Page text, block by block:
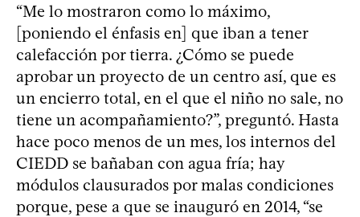
“Me lo mostraron como lo máximo,
[poniendo el énfasis en] que iban a tener
calefacción por tierra. ¿Cómo se puede
aprobar un proyecto de un centro así, que es
un encierro total, en el que el niño no sale, no
tiene un acompañamiento?”, preguntó. Hasta
hace poco menos de un mes, los internos del
CIEDD se bañaban con agua fría; hay
módulos clausurados por malas condiciones
porque, pese a que se inauguró en 2014, “se